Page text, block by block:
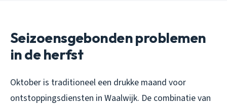
Seizoensgebonden problemen
in de herfst
Oktober is traditioneel een drukke maand voor
ontstoppingsdiensten in Waalwijk. De combinatie van